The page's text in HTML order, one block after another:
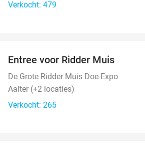
Verkocht: 479
TODAY
Entree voor Ridder Muis
De Grote Ridder Muis Doe-Expo
Aalter (+2 locaties)
Verkocht: 265